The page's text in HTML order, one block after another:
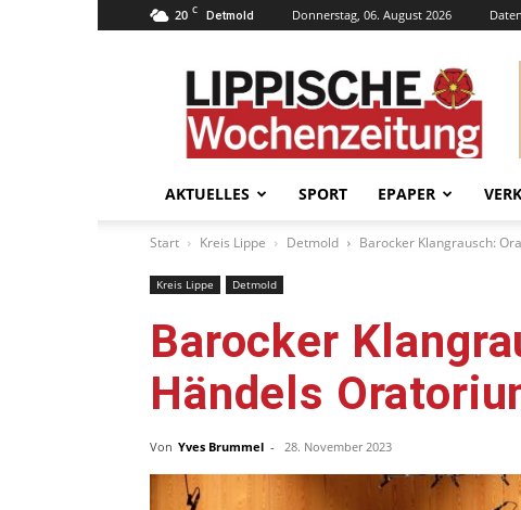
20 C Detmold Donnerstag, 06. August 2026
Lippische
Wochenzeitung
–
LWZ24.de
AKTUELLES SPORT EPAPER
Start Kreis Lippe Detmold Barocker Klangrausch:
Kreis Lippe Detmold
Barocker
Händels
Von Yves Brummel - 28. November 2023